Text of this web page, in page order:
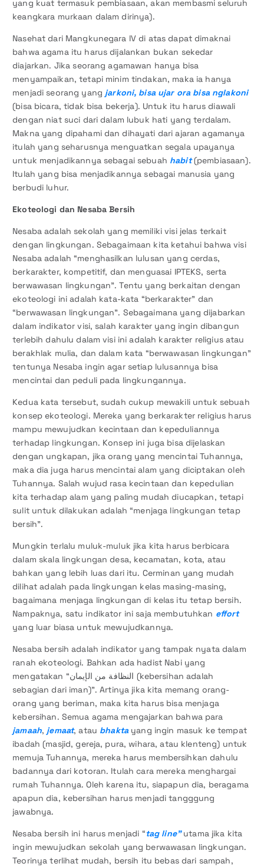
yang kuat termasuk pembiasaan, akan membasmi seluruh
keangkara murkaan dalam dirinya).
Nasehat dari Mangkunegara IV di atas dapat dimaknai
bahwa agama itu harus dijalankan bukan sekedar
diajarkan. Jika seorang agamawan hanya bisa
menyampaikan, tetapi minim tindakan, maka ia hanya
menjadi seorang yang jarkoni, bisa ujar ora bisa nglakoni
(bisa bicara, tidak bisa bekerja). Untuk itu harus diawali
dengan niat suci dari dalam lubuk hati yang terdalam.
Makna yang dipahami dan dihayati dari ajaran agamanya
itulah yang seharusnya menguatkan segala upayanya
untuk menjadikannya sebagai sebuah habit(pembiasaan).
Itulah yang bisa menjadikannya sebagai manusia yang
berbudi luhur.
Ekoteologi dan Nesaba Bersih
Nesaba adalah sekolah yang memiliki visi jelas terkait
dengan lingkungan. Sebagaimaan kita ketahui bahwa visi
Nesaba adalah “menghasilkan lulusan yang cerdas,
berkarakter, kompetitif, dan menguasai IPTEKS, serta
berwawasan lingkungan”. Tentu yang berkaitan dengan
ekoteologi ini adalah kata-kata “berkarakter” dan
“berwawasan lingkungan”. Sebagaimana yang dijabarkan
dalam indikator visi, salah karakter yang ingin dibangun
terlebih dahulu dalam visi ini adalah karakter religius atau
berakhlak mulia, dan dalam kata “berwawasan lingkungan”
tentunya Nesaba ingin agar setiap lulusannya bisa
mencintai dan peduli pada lingkungannya.
Kedua kata tersebut, sudah cukup mewakili untuk sebuah
konsep ekoteologi. Mereka yang berkarakter religius harus
mampu mewujudkan kecintaan dan kepeduliannya
terhadap lingkungan. Konsep ini juga bisa dijelaskan
dengan ungkapan, jika orang yang mencintai Tuhannya,
maka dia juga harus mencintai alam yang diciptakan oleh
Tuhannya. Salah wujud rasa kecintaan dan kepedulian
kita terhadap alam yang paling mudah diucapkan, tetapi
sulit untuk dilakukan adalah “menjaga lingkungan tetap
bersih”.
Mungkin terlalu muluk-muluk jika kita harus berbicara
dalam skala lingkungan desa, kecamatan, kota, atau
bahkan yang lebih luas dari itu. Cerminan yang mudah
dilihat adalah pada lingkungan kelas masing-masing,
bagaimana menjaga lingkungan di kelas itu tetap bersih.
Nampaknya, satu indikator ini saja membutuhkan effort
yang luar biasa untuk mewujudkannya.
Nesaba bersih adalah indikator yang tampak nyata dalam
ranah ekoteologi. Bahkan ada hadist Nabi yang
mengatakan “النظافة من الإيمان (kebersihan adalah
sebagian dari iman)”. Artinya jika kita memang orang-
orang yang beriman, maka kita harus bisa menjaga
kebersihan. Semua agama mengajarkan bahwa para
jamaah, jemaat, atau bhaktayang ingin masuk ke tempat
ibadah (masjid, gereja, pura, wihara, atau klenteng) untuk
memuja Tuhannya, mereka harus membersihkan dahulu
badannya dari kotoran. Itulah cara mereka menghargai
rumah Tuhannya. Oleh karena itu, siapapun dia, beragama
apapun dia, kebersihan harus menjadi tangggung
jawabnya.
Nesaba bersih ini harus menjadi “tag line”utama jika kita
ingin mewujudkan sekolah yang berwawasan lingkungan.
Teorinya terlihat mudah, bersih itu bebas dari sampah,